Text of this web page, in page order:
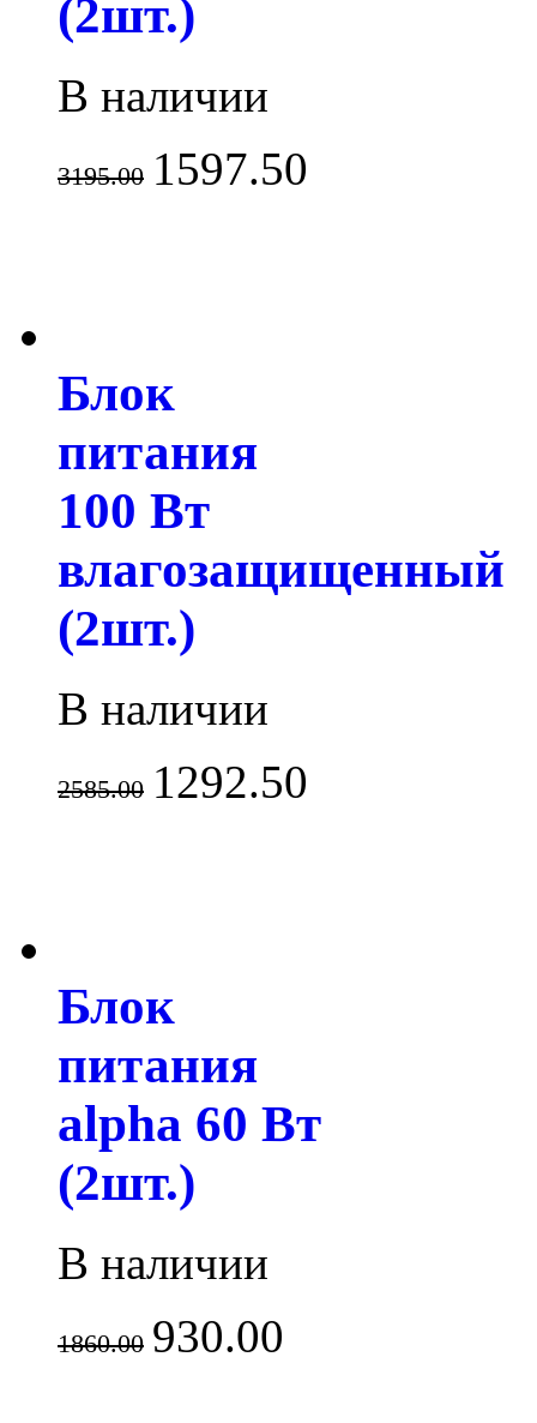
(2шт.)
В наличии
3195.00 1597.50
Блок
питания
100 Вт
влагозащищенный
(2шт.)
В наличии
2585.00 1292.50
Блок
питания
alpha 60 Вт
(2шт.)
В наличии
1860.00 930.00